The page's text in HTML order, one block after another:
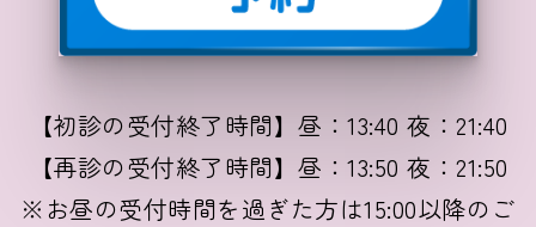
【初診の受付終了時間】昼：13:40 夜：21:40
【再診の受付終了時間】昼：13:50 夜：21:50
※お昼の受付時間を過ぎた方は15:00以降のご